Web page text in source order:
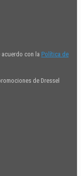
con la Política de
de Dressel